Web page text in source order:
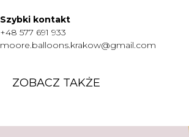
Szybki kontakt
+48 577 691 933
moore.balloons.krakow@gmail.com
ZOBACZ TAKŻE
+48 577 691 933
moore.balloons.krakow@gmail.com